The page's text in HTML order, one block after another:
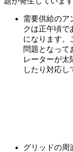
需要供給のア
クは正午頃で
になります。
問題となって
レーターが太
したり対応し
グリッドの周